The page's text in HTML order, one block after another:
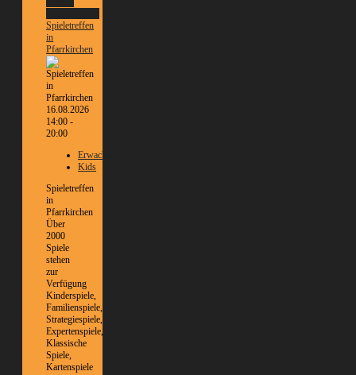
Spieletreffen
in
Pfarrkirchen
16.08.2026
14:00 -
20:00
Erwachsene
Kids
Spieletreffen
in
Pfarrkirchen
Über
2000
Spiele
stehen
zur
Verfügung
Kinderspiele,
Familienspiele,
Strategiespiele,
Expertenspiele,
Klassische
Spiele,
Kartenspiele